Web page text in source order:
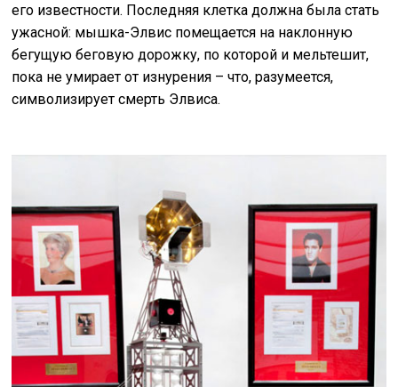
его известности. Последняя клетка должна была стать
ужасной: мышка-Элвис помещается на наклонную
бегущую беговую дорожку, по которой и мельтешит,
пока не умирает от изнурения – что, разумеется,
символизирует смерть Элвиса.